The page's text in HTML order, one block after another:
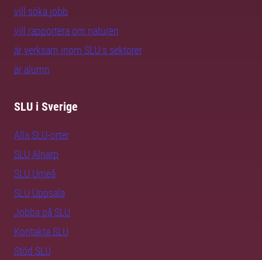
vill söka jobb
vill rapportera om naturen
är verksam inom SLU:s sektorer
är alumn
SLU i Sverige
Alla SLU-orter
SLU Alnarp
SLU Umeå
SLU Uppsala
Jobba på SLU
Kontakta SLU
Stöd SLU